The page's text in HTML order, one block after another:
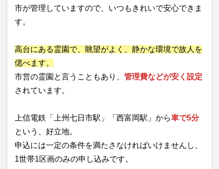
市が管理していますので、いつもきれいで安心できま
す。
高台にある霊園で、眺望がよく、静かな環境で故人を
偲べます。
市営の霊園と言うこともあり、 管理費などが安く設定
されています。
上信電鉄「上州七日市駅」「西富岡駅」から車で5分
という、好立地。
申込には一定の条件を満たさなければいけませんし、
1世帯1区画のみの申し込みです。